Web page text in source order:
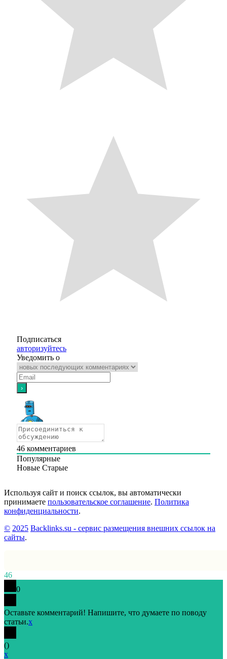
Подписаться
авторизуйтесь
Уведомить о
46 комментариев
Популярные
Новые Старые
Используя сайт и поиск ссылок, вы автоматически
принимаете пользовательское соглашение. Политика
конфиденциальности.
© 2025 Backlinks.su - сервис размещения внешних ссылок на
сайты.
46
0
Оставьте комментарий! Напишите, что думаете по поводу
статьи.x
()
x